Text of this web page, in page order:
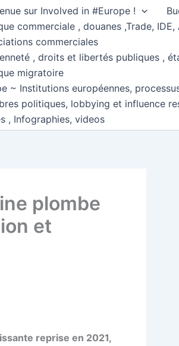
sur Involved in #Europe !
commerciale , douanes ,Trade, IDE,
commerciales
, droits et libertés publiques ,
migratoire
~ Institutions européennes,
politiques, lobbying et influence
, Infographies, videos
plombe
et
reprise en 2021,